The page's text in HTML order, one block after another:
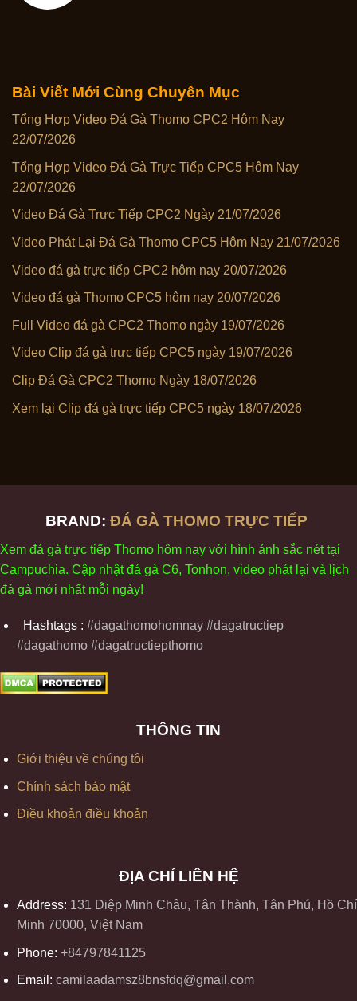
Bài Viết Mới Cùng Chuyên Mục
Tổng Hợp Video Đá Gà Thomo CPC2 Hôm Nay
22/07/2026
Tổng Hợp Video Đá Gà Trực Tiếp CPC5 Hôm Nay
22/07/2026
Video Đá Gà Trực Tiếp CPC2 Ngày 21/07/2026
Video Phát Lại Đá Gà Thomo CPC5 Hôm Nay 21/07/2026
Video đá gà trực tiếp CPC2 hôm nay 20/07/2026
Video đá gà Thomo CPC5 hôm nay 20/07/2026
Full Video đá gà CPC2 Thomo ngày 19/07/2026
Video Clip đá gà trực tiếp CPC5 ngày 19/07/2026
Clip Đá Gà CPC2 Thomo Ngày 18/07/2026
Xem lại Clip đá gà trực tiếp CPC5 ngày 18/07/2026
BRAND: ĐÁ GÀ THOMO TRỰC TIẾP
Xem đá gà trực tiếp Thomo hôm nay với hình ảnh sắc néttại
Campuchia. Cập nhậtđá gà C6, Tonhon, video phátl ại và ịch
đá gà mới nhất mỗi ngày!
Hashtags : #dagathomohomnay #dagatructiep
#dagathomo #dagatructiepthomo
THÔNG TIN
Giới thiệu về chúng tôi
Chính sách bảo mật
Điều khoản điều khoản
ĐỊA CHỈ LIÊN HỆ
Address: 131 Diệp Minh Châu, Tân Thành, Tân Phú, Hồ Chí
Minh 70000, Việt Nam
Phone: +84797841125
Email: camilaadamsz8bnsfdq@gmail.com